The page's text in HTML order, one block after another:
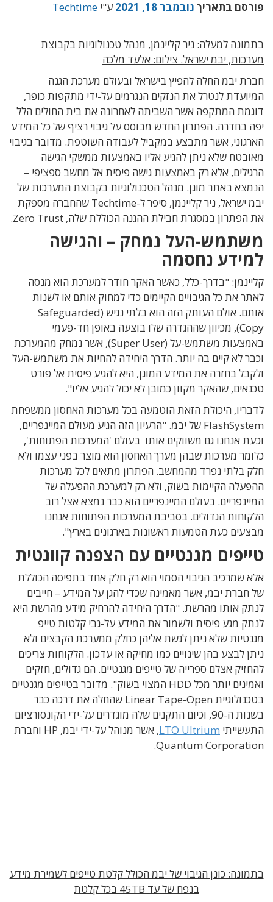
פורסם בתאריך נובמבר 18, 2021 ע"י Techtime
בתמונה למעלה: ניר קליינמן, מנהל טכנולוגיות בקבוצת
מערכות, יבמ ישראל. צילום: אלעד מלכה
חברת יבמ החלה להפיץ בישראל ובעולם מערכת הגנה
המיועדת לנטרל את הנזקים הנגרמים על-ידי מתקפות כופר,
דוגמת המתקפה אשר השביתה לאחרונה את בית החולים הלל
יפה בחדרה. הפתרון החדש מבוסס על גיבוי רציף של כל המידע
הארגוני, אשר מתבצע במקביל לעבודה השוטפת. מדובר בגיבוי
מאובטח שלא ניתן להגיע אליו באמצעות ממשקי הגישה
הרגילים, אלא רק באמצעות גישה פיסית אל מחשב ספציפי –
הנמצא באתר מוגן. מנהל הטכנולוגיות בקבוצת המערכות של
יבמ ישראל, ניר קליינמן, סיפר ל-Techtime שהחברה מספקת
את הפתרון במסגרת חבילת ההגנה הכוללת שלה, Zero Trust.
משתמש-העל נמחק – והגישה
למידע נחסמה
קליינמן: "בדרך-כלל, כאשר האקר חודר למערכת הוא מנסה
לאתר את כל הגיבויים הקיימים כדי למחוק אותם או לשנות
אותם. אולם העותק הזה הוא בלתי נגיש (Safeguarded
Copy), מכיוון שההגדרה שלו בוצעה באופן חד-פעמי
באמצעות משתמש-על (Super User), אשר נמחק מהמערכת
וכבר לא קיים בה יותר. הדרך היחידה להחיות את משתמש-העל
ולקבל בחזרה את המידע המוגן, היא להגיע פיסית אל פורט
טכנאים, שהאקר מקוון כמובן לא יכול להגיע אליו".
לדבריו, היכולת הזאת הוטמעה בכל מערכות האחסון ממשפחת
FlashSystem של יבמ. "הרעיון הזה הגיע מעולם המיינפריים,
וכעת אנחנו גם משווקים אותו בעולם 'המערכות הפתוחות',
כלומר מערכות שבהן מערך האחסון הוא מוצר בפני עצמו ולא
חלק בלתי נפרד מהמחשב. הפתרון מתאים לכל מערכות
ההפעלה הקיימות בשוק, ולא רק למערכת ההפעלה של
המיינפריים. בעולם המיינפריים הוא כבר נמצא אצל רוב
הלקוחות הגדולים. בסביבת המערכות הפתוחות אנחנו
מבצעים כעת הטמעות ראשונות בארגונים בארץ".
טייפים מגנטיים עם הצפנה קוונטית
אלא שמרכיב הגיבוי הסמוי הוא רק חלק אחד בתפיסה הכוללת
של חברת יבמ, אשר מאמינה שכדי להגן על המידע – חייבים
לנתק אותו מהרשת. "הדרך היחידה להרחיק מידע מהרשת היא
לנתק מגע פיסית ולשמור את המידע על-גבי קלטות טייפ
מגנטיות שלא ניתן לגשת אליהן כחלק ממערכת הקבצים ולא
ניתן לבצע בהן שינויים כמו מחיקה או עדכון. הלקוחות צריכים
להחזיק אצלם ספרייה של טייפים מגנטיים. הם גדולים, חזקים
ואמינים יותר מכל HDD המצוי בשוק". מדובר בטייפים מגנטיים
בטכנולוגיית Linear Tape-Open שהחלה את דרכה כבר
בשנות ה-90, וכיום התקנים שלה מוגדרים על-ידי הקונסורציום
התעשייתי LTO Ultrium
,
אשר מנוהל על-ידי יבמ, HP וחברת
Quantum Corporation.
בתמונה: כונן הגיבוי של יבמ הכולל קלטת טייפים לשמירת מידע
בנפח של עד 45TB בכל קלטת